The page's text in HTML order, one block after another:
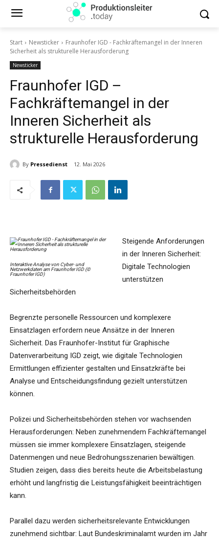
Start Newsticker
Fraunhofer IGD - Fachkräftemangel in der Inneren
Sicherheit als strukturelle Herausforderung
Newsticker
Fraunhofer IGD –
Fachkräftemangel in der
Inneren Sicherheit als
strukturelle Herausforderung
By Pressedienst 12. Mai 2026
Interaktive Analyse von Cyber- und
Netzwerkdaten am Fraunhofer IGD (©
Fraunhofer IGD)
Steigende Anforderungen
in der Inneren Sicherheit:
Digitale Technologien
unterstützen
Sicherheitsbehörden
Begrenzte personelle Ressourcen und komplexere
Einsatzlagen erfordern neue Ansätze in der Inneren
Sicherheit. Das Fraunhofer-Institut für Graphische
Datenverarbeitung IGD zeigt, wie digitale Technologien
Ermittlungen effizienter gestalten und Einsatzkräfte bei
Analyse und Entscheidungsfindung gezielt unterstützen
können.
Polizei und Sicherheitsbehörden stehen vor wachsenden
Herausforderungen: Neben zunehmendem Fachkräftemangel
müssen sie immer komplexere Einsatzlagen, steigende
Datenmengen und neue Bedrohungsszenarien bewältigen.
Studien zeigen, dass dies bereits heute die Arbeitsbelastung
erhöht und langfristig die Leistungsfähigkeit beeinträchtigen
kann.
Parallel dazu werden sicherheitsrelevante Entwicklungen
zunehmend sichtbar: Laut Bundeskriminalamt wurden im Jahr